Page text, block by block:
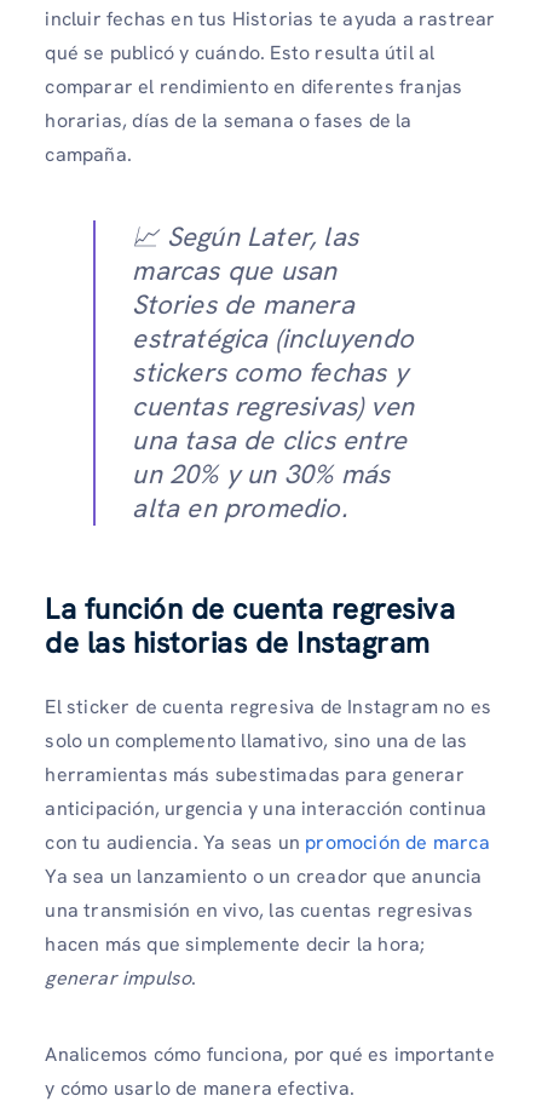
incluir fechas en tus Historias te ayuda a rastrear
qué se publicó y cuándo. Esto resulta útil al
comparar el rendimiento en diferentes franjas
horarias, días de la semana o fases de la
campaña.
📈 Según Later, las
marcas que usan
Stories de manera
estratégica (incluyendo
stickers como fechas y
cuentas regresivas) ven
una tasa de clics entre
un 20% y un 30% más
alta en promedio.
La función de cuenta regresiva
de las historias de Instagram
El sticker de cuenta regresiva de Instagram no es
solo un complemento llamativo, sino una de las
herramientas más subestimadas para generar
anticipación, urgencia y una interacción continua
con tu audiencia. Ya seas un promoción de marca
Ya sea un lanzamiento o un creador que anuncia
una transmisión en vivo, las cuentas regresivas
hacen más que simplemente decir la hora;
generar impulso.
Analicemos cómo funciona, por qué es importante
y cómo usarlo de manera efectiva.